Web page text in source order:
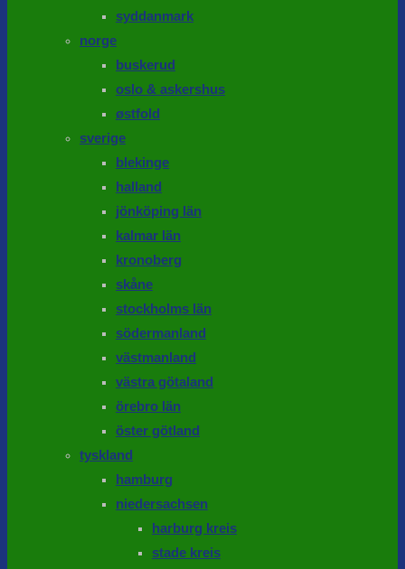
syddanmark
norge
buskerud
oslo & askershus
østfold
sverige
blekinge
halland
jönköping län
kalmar län
kronoberg
skåne
stockholms län
södermanland
västmanland
västra götaland
örebro län
öster götland
tyskland
hamburg
niedersachsen
harburg kreis
stade kreis